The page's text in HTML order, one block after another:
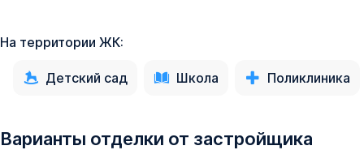
На территории ЖК:
Детский сад Школа Поликлиника
Варианты отделки от застройщика